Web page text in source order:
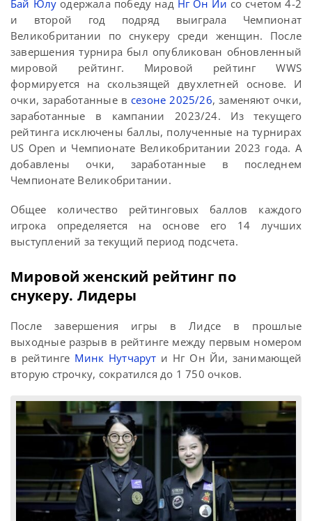
Бай Юлу одержала победу над Нг Он Йи со счетом 4-2
и второй год подряд выиграла Чемпионат
Великобритании по снукеру среди женщин. После
завершения турнира был опубликован обновленный
мировой рейтинг. Мировой рейтинг WWS
формируется на скользящей двухлетней основе. И
очки, заработанные в сезоне 2025/26, заменяют очки,
заработанные в кампании 2023/24. Из текущего
рейтинга исключены баллы, полученные на турнирах
US Open и Чемпионате Великобритании 2023 года. А
добавлены очки, заработанные в последнем
Чемпионате Великобритании.
Общее количество рейтинговых баллов каждого
игрока определяется на основе его 14 лучших
выступлений за текущий период подсчета.
Мировой женский рейтинг по
снукеру. Лидеры
После завершения игры в Лидсе в прошлые
выходные разрыв в рейтинге между первым номером
в рейтинге Минк Нутчарут и Нг Он Йи, занимающей
вторую строчку, сократился до 1 750 очков.